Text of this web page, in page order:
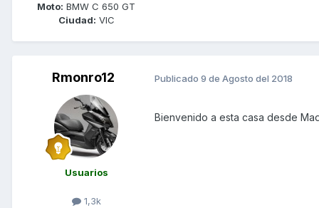
Moto: BMW C 650 GT
Ciudad: VIC
Rmonro12
Usuarios
1,3k
Publicado 9 de Agosto del 2018
Bienvenido a esta casa desde